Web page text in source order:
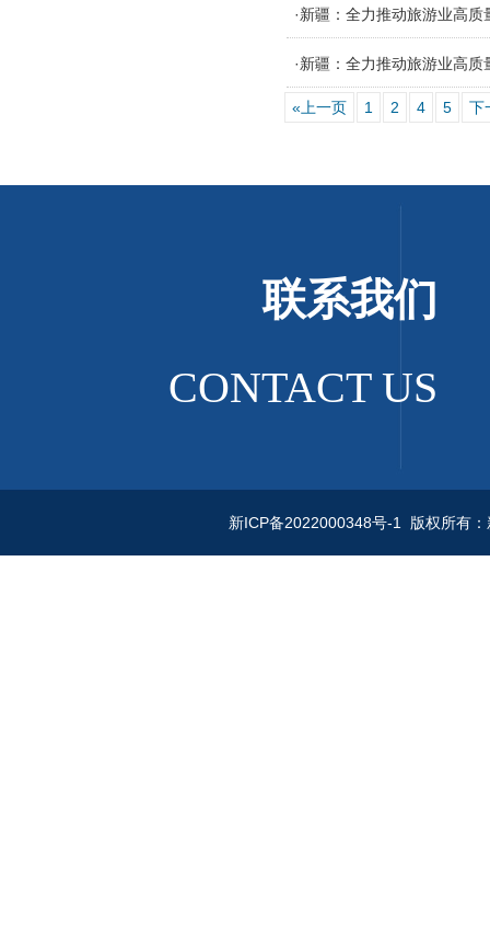
·新疆：全力推动旅游业高质
·新疆：全力推动旅游业高质
«上一页 1 2 4 5 下
联系我们
CONTACT US
新ICP备2022000348号-1 版权所有